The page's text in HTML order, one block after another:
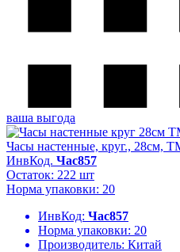
ваша выгода
Часы настенные, круг., 28см,
ИнвКод. Час857
Остаток: 222 шт
Норма упаковки: 20
ИнвКод: Час857
Норма упаковки: 20
Производитель: Китай